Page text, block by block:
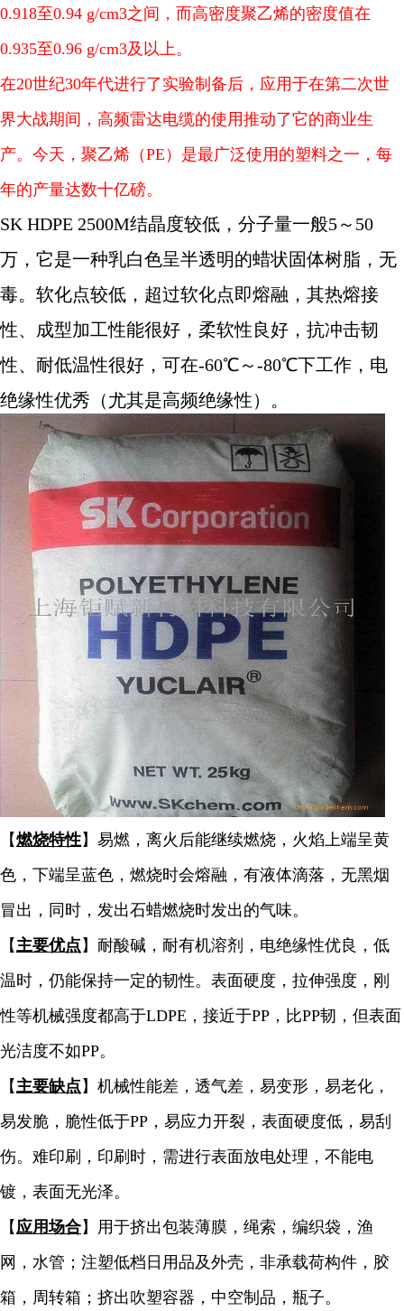
0.918至0.94 g/cm3之间，而高密度聚乙烯的密度值在
0.935至0.96 g/cm3及以上。
在20世纪30年代进行了实验制备后，应用于在第二次世
界大战期间，高频雷达电缆的使用推动了它的商业生
产。今天，聚乙烯（PE）是最广泛使用的塑料之一，每
年的产量达数十亿磅。
SK HDPE 2500M结晶度较低，分子量一般5～50
万，它是一种乳白色呈半透明的蜡状固体树脂，无
毒。软化点较低，超过软化点即熔融，其热熔接
性、成型加工性能很好，柔软性良好，抗冲击韧
性、耐低温性很好，可在-60℃～-80℃下工作，电
绝缘性优秀（尤其是高频绝缘性）。
【燃烧特性】易燃，离火后能继续燃烧，火焰上端呈黄
色，下端呈蓝色，燃烧时会熔融，有液体滴落，无黑烟
冒出，同时，发出石蜡燃烧时发出的气味。
【主要优点 】耐酸碱，耐有机溶剂，电绝缘性优良，低
温时，仍能保持一定的韧性。表面硬度，拉伸强度，刚
性等机械强度都高于LDPE，接近于PP，比PP韧，但表面
光洁度不如PP。
【主要缺点 】机械性能差，透气差，易变形，易老化，
易发脆，脆性低于PP，易应力开裂，表面硬度低，易刮
伤。难印刷，印刷时，需进行表面放电处理，不能电
镀，表面无光泽。
【应用场合】用于挤出包装薄膜，绳索，编织袋，渔
网，水管；注塑低档日用品及外壳，非承载荷构件，胶
箱，周转箱；挤出吹塑容器，中空制品，瓶子。